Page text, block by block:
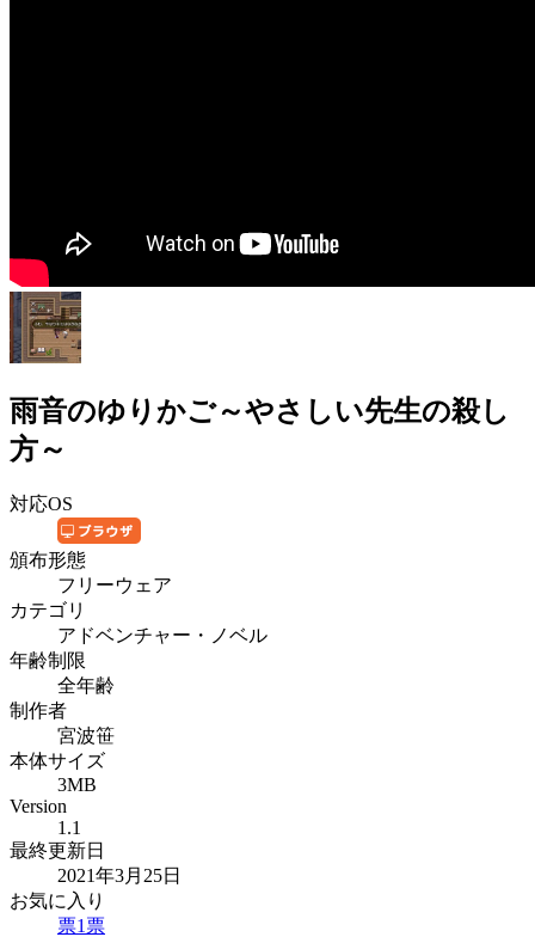
雨音のゆりかご～やさしい先生の殺し
方～
対応OS
頒布形態
フリーウェア
カテゴリ
アドベンチャー・ノベル
年齢制限
全年齢
制作者
宮波笹
本体サイズ
3MB
Version
1.1
最終更新日
2021年3月25日
お気に入り
票1 票